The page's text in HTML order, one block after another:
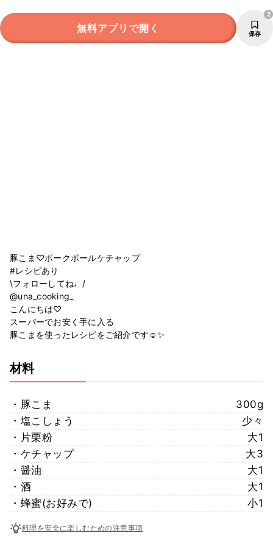
無料アプリで開く 保存
2
豚こま♡ポークボールケチャップ
#レシピあり
\フォローしてね♩/
@una_cooking_
こんにちは♡
スーパーでお安く手に入る
豚こまを使ったレシピをご紹介です☺️✨
材料
・豚こま
300g
・塩こしょう
少々
・片栗粉
大1
・ケチャップ
大3
・醤油
大1
・酒
大1
・蜂蜜(お好みで)
小1
料理を安全に楽しむための注意事項